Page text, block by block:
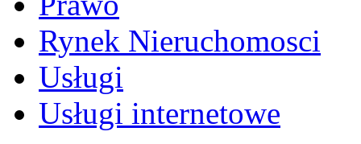
Rynek Nieruchomosci
Usługi
Usługi internetowe